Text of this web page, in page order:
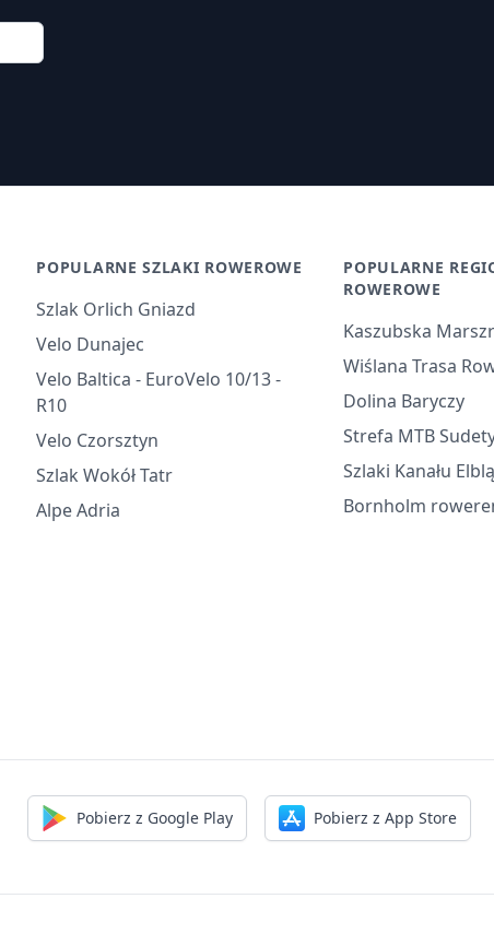
POPULARNE SZLAKI ROWEROWE
Szlak Orlich Gniazd
Velo Dunajec
Velo Baltica - EuroVelo 10/13 -
R10
Velo Czorsztyn
Szlak Wokół Tatr
Alpe Adria
POPULARNE
ROWEROWE
Kaszubska
Wiślana Trasa
Dolina Baryczy
Strefa MTB
Szlaki Kanału
Bornholm
Pobierz z Google Play Pobierz z App Store